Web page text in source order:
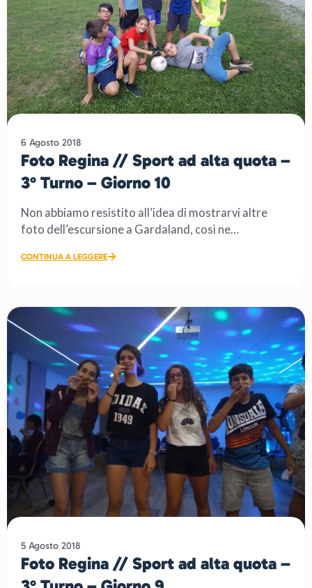
6 Agosto 2018
Foto Regina // Sport ad alta quota –
3° Turno – Giorno 10
Non abbiamo resistito all’idea di mostrarvi altre
foto dell’escursione a Gardaland, così ne
CONTINUA A LEGGERE
5 Agosto 2018
Foto Regina // Sport ad alta quota –